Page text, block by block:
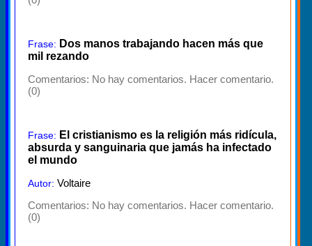
Frase: Dos manos trabajando hacen más que
mil rezando
Comentarios: No hay comentarios. Hacer comentario.
(0)
Frase: El cristianismo es la religión más ridícula,
absurda y sanguinaria que jamás ha infectado
el mundo
Autor: Voltaire
Comentarios: No hay comentarios. Hacer comentario.
(0)